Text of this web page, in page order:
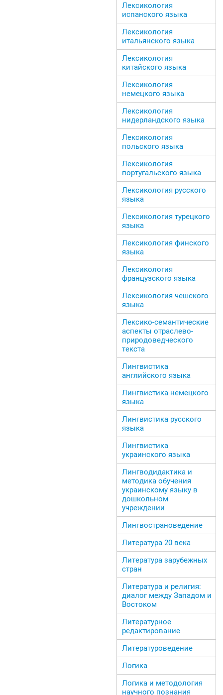
Лексикология
испанского языка
Лексикология
итальянского языка
Лексикология
китайского языка
Лексикология
немецкого языка
Лексикология
нидерландского языка
Лексикология
польского языка
Лексикология
португальского языка
Лексикология русского
языка
Лексикология турецкого
языка
Лексикология финского
языка
Лексикология
французского языка
Лексикология чешского
языка
Лексико-семантические
аспекты отраслево-
природоведческого
текста
Лингвистика
английского языка
Лингвистика немецкого
языка
Лингвистика русского
языка
Лингвистика
украинского языка
Лингводидактика и
методика обучения
украинскому языку в
дошкольном
учреждении
Лингвострановедение
Литература 20 века
Литература зарубежных
стран
Литература и религия:
диалог между Западом и
Востоком
Литературное
редактирование
Литературоведение
Логика
Логика и методология
научного познания